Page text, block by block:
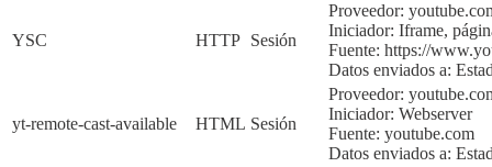
YSC HTTP Sesión
Proveedor:
Iniciador: Iframe,
Fuente: https://
Datos enviados a:
yt-remote-cast-available HTML Sesión
Proveedor:
Iniciador: Webserver
Fuente: youtube.com
Datos enviados a: